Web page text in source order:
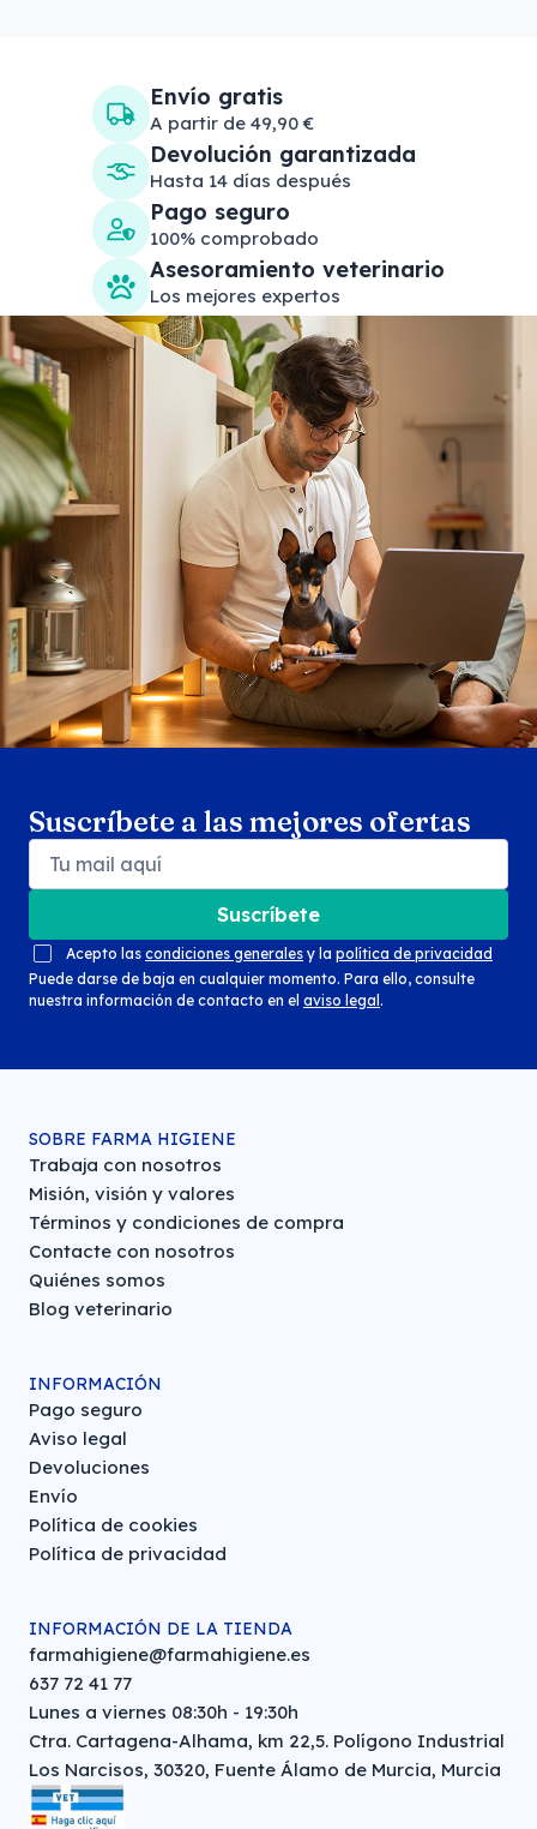
Envío gratis
A partir de 49,90 €
Devolución garantizada
Hasta 14 días después
Pago seguro
100% comprobado
Asesoramiento veterinario
Los mejores expertos
Suscríbete a las mejores ofertas
Suscríbete
Acepto las condiciones generales y la política de privacidad
Puede darse de baja en cualquier momento. Para ello, consulte
nuestra información de contacto en el aviso legal .
Search products
SOBRE FARMA HIGIENE
Trabaja con nosotros
Misión, visión y valores
Términos y condiciones de compra
Contacte con nosotros
Quiénes somos
Blog veterinario
INFORMACIÓN
Pago seguro
Aviso legal
Devoluciones
Envío
Política de cookies
Política de privacidad
INFORMACIÓN DE LA TIENDA
farmahigiene@farmahigiene.es
637 72 41 77
Lunes a viernes 08:30h - 19:30h
Ctra. Cartagena-Alhama, km 22,5. Polígono Industrial
Los Narcisos, 30320, Fuente Álamo de Murcia, Murcia